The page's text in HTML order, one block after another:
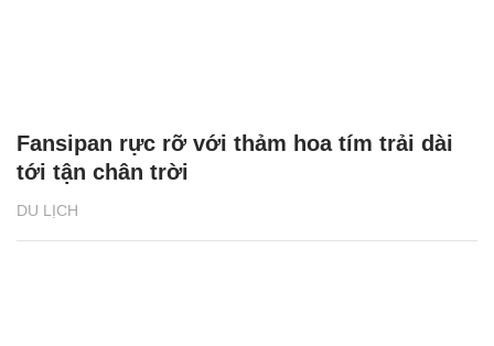
DU LỊCH
Fansipan rực rỡ với thảm hoa tím trải dài
tới tận chân trời